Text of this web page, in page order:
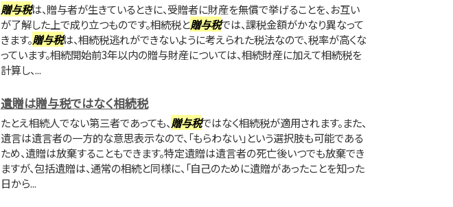
贈与税は、贈与者が生きているときに、受贈者に財産を無償で挙げることを、お互い
が了解した上で成り立つものです。相続税と贈与税では、課税金額がかなり異なって
きます。贈与税は、相続税逃れができないように考えられた税法なので、税率が高くな
っています。相続開始前3年以内の贈与財産については、相続財産に加えて相続税を
計算し、...
遺贈は贈与税ではなく相続税
たとえ相続人でない第三者であっても、贈与税ではなく相続税が適用されます。また、
遺言は遺言者の一方的な意思表示なので、「もらわない」という選択肢も可能である
ため、遺贈は放棄することもできます。特定遺贈は遺言者の死亡後いつでも放棄でき
ますが、包括遺贈は、通常の相続と同様に、「自己のために遺贈があったことを知った
日から...